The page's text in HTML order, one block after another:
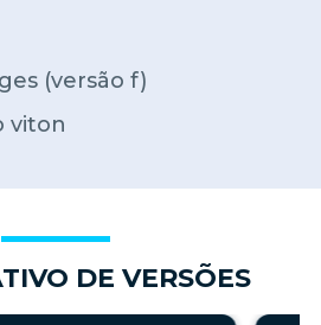
(versão f)
viton
DE VERSÕES